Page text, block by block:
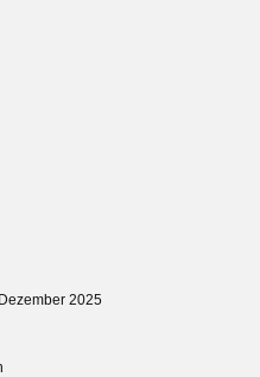
Dezember 2025